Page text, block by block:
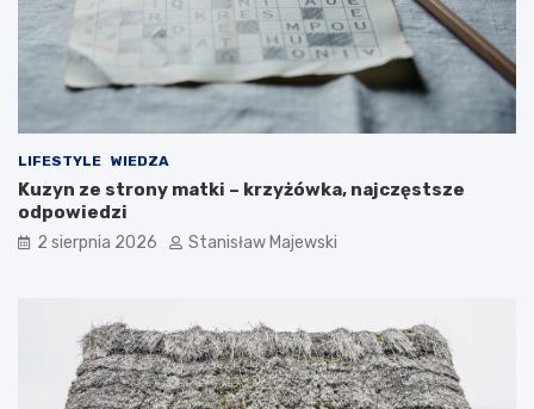
LIFESTYLE WIEDZA
Kuzyn ze strony matki – krzyżówka, najczęstsze
odpowiedzi
2 sierpnia 2026 Stanisław Majewski